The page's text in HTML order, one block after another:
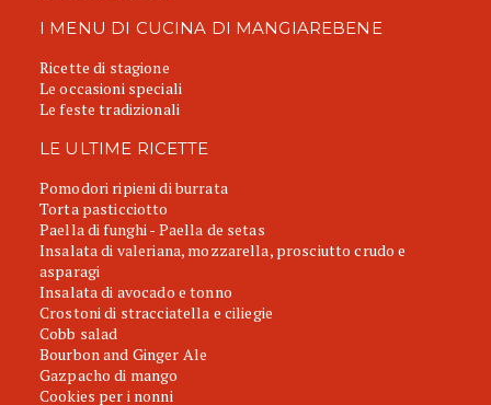
I MENU DI CUCINA DI MANGIAREBENE
Ricette di stagione
Le occasioni speciali
Le feste tradizionali
LE ULTIME RICETTE
Pomodori ripieni di burrata
Torta pasticciotto
Paella di funghi - Paella de setas
Insalata di valeriana, mozzarella, prosciutto crudo e
asparagi
Insalata di avocado e tonno
Crostoni di stracciatella e ciliegie
Cobb salad
Bourbon and Ginger Ale
Gazpacho di mango
Cookies per i nonni